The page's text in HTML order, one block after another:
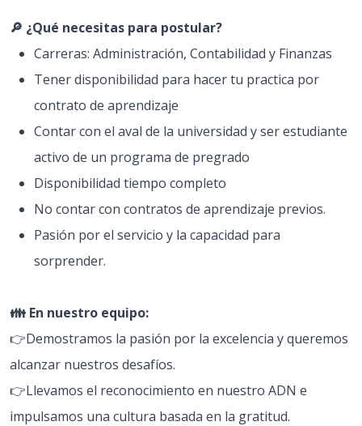
🔎 ¿Qué necesitas para postular?
Carreras: Administración, Contabilidad y Finanzas
Tener disponibilidad para hacer tu practica por
contrato de aprendizaje
Contar con el aval de la universidad y ser estudiante
activo de un programa de pregrado
Disponibilidad tiempo completo
No contar con contratos de aprendizaje previos.
Pasión por el servicio y la capacidad para
sorprender.
👪 En nuestro equipo:
👉Demostramos la pasión por la excelencia y queremos
alcanzar nuestros desafíos.
👉Llevamos el reconocimiento en nuestro ADN e
impulsamos una cultura basada en la gratitud.